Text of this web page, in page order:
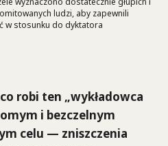
ludzi, aby zapewnili
w stosunku do dyktatora
robi ten „wykładowca
i bezczelnym
celu — zniszczenia